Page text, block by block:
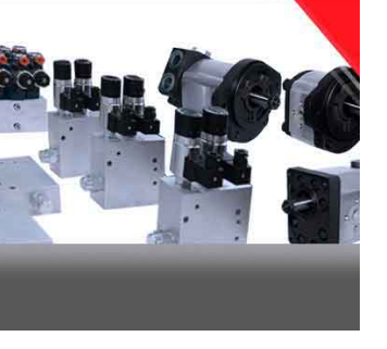
Productos